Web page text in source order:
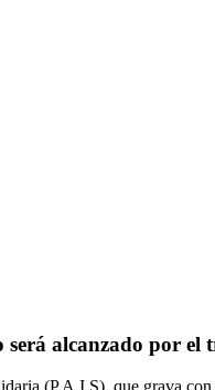
será alcanzado por el